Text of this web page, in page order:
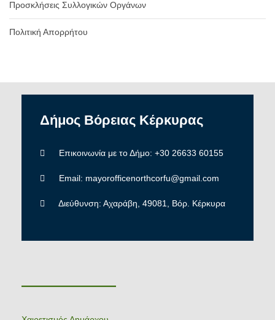
Προσκλήσεις Συλλογικών Οργάνων
Πολιτική Απορρήτου
Δήμος Βόρειας Κέρκυρας
Επικοινωνία με το Δήμο: +30 26633 60155
Email: mayorofficenorthcorfu@gmail.com
Διεύθυνση: Αχαράβη, 49081, Βόρ. Κέρκυρα
———————